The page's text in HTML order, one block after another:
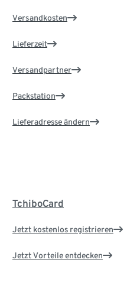
Versandkosten
Lieferzeit
Versandpartner
Packstation
Lieferadresse ändern
TchiboCard
Jetzt kostenlos registrieren
Jetzt Vorteile entdecken